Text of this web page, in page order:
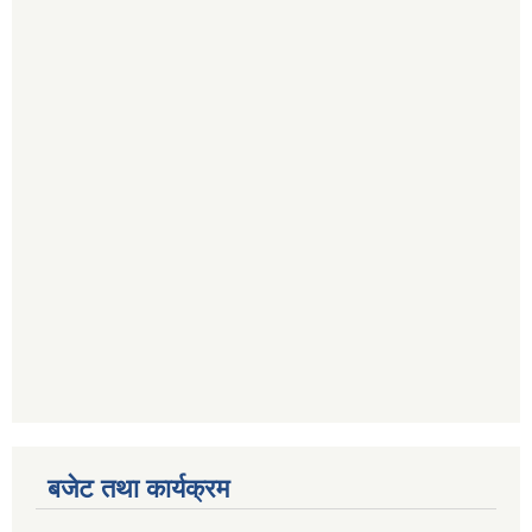
बजेट तथा कार्यक्रम